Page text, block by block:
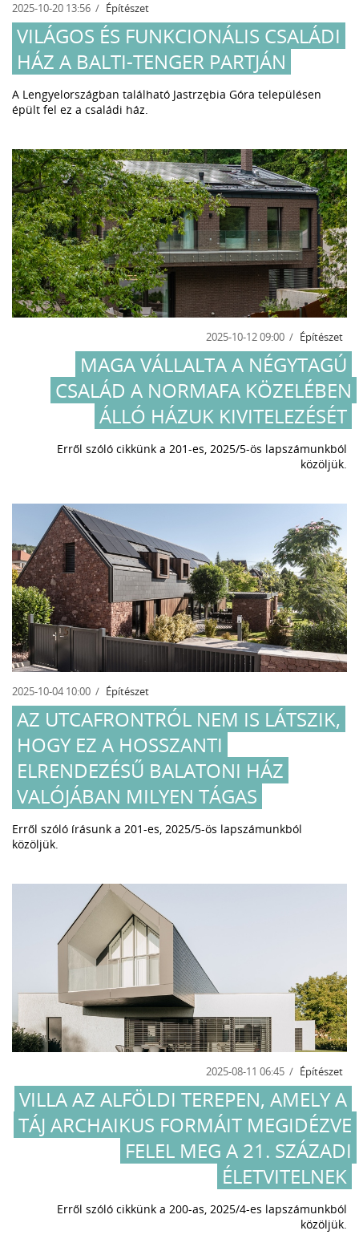
2025-10-20 13:56 Építészet
VILÁGOS ÉS FUNKCIONÁLIS CSALÁDI
HÁZ A BALTI-TENGER PARTJÁN
A Lengyelországban található Jastrzębia Góra településen
épült fel ez a családi ház.
2025-10-12 09:00 Építészet
MAGA VÁLLALTA A NÉGYTAGÚ
CSALÁD A NORMAFA KÖZELÉBEN
ÁLLÓ HÁZUK KIVITELEZÉSÉT
Erről szóló cikkünk a 201-es, 2025/5-ös lapszámunkból
közöljük.
2025-10-04 10:00 Építészet
AZ UTCAFRONTRÓL NEM IS LÁTSZIK,
HOGY EZ A HOSSZANTI
ELRENDEZÉSŰ BALATONI HÁZ
VALÓJÁBAN MILYEN TÁGAS
Erről szóló írásunk a 201-es, 2025/5-ös lapszámunkból
közöljük.
2025-08-11 06:45 Építészet
VILLA AZ ALFÖLDI TEREPEN, AMELY A
TÁJ ARCHAIKUS FORMÁIT MEGIDÉZVE
FELEL MEG A 21. SZÁZADI
ÉLETVITELNEK
Erről szóló cikkünk a 200-as, 2025/4-es lapszámunkból
közöljük.